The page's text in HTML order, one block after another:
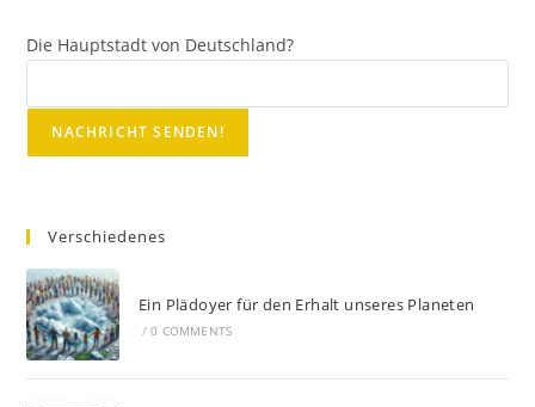
Die Hauptstadt von Deutschland?
Verschiedenes
Ein Plädoyer für den Erhalt unseres Planeten
/ 0 COMMENTS